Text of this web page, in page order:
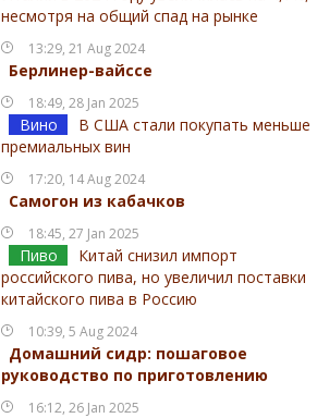
несмотря на общий спад на рынке
13:29, 21 Aug 2024
Берлинер-вайссе
18:49, 28 Jan 2025
Вино
В США стали покупать меньше
премиальных вин
17:20, 14 Aug 2024
Самогон из кабачков
18:45, 27 Jan 2025
Пиво
Китай снизил импорт
российского пива, но увеличил поставки
китайского пива в Россию
10:39, 5 Aug 2024
Домашний сидр: пошаговое
руководство по приготовлению
16:12, 26 Jan 2025